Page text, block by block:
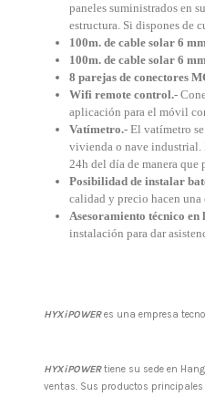
paneles suministrados en
estructura. Si dispones de
100m. de cable solar 6
100m. de cable solar 6
8 parejas de conectores
Wifi remote control.-
aplicación para el móvil
Vatímetro.-El vatímetro se
vivienda o nave industrial.
24h del día de manera
Posibilidad de instalar
calidad y precio hacen
Asesoramiento técnico
instalación para dar
HYXiPOWERes una empresa
HYXiPOWERtiene su sede en
ventas. Sus productos principales